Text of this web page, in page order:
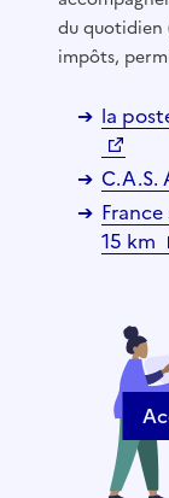
du quotidien
impôts,
la
C.A.S.
15 km